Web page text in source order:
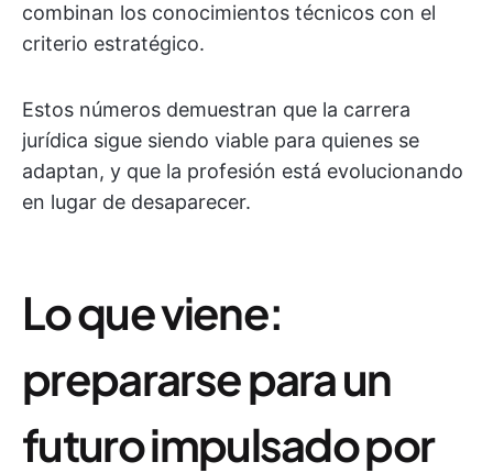
combinan los conocimientos técnicos con el
criterio estratégico.
Estos números demuestran que la carrera
jurídica sigue siendo viable para quienes se
adaptan, y que la profesión está evolucionando
en lugar de desaparecer.
Lo que viene:
prepararse para un
futuro impulsado por